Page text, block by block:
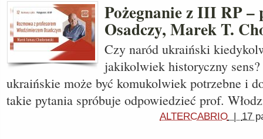
Pożegnanie z III RP –
Osadczy, Marek T.
Czy naród ukraiński
jakikolwiek historyczny
ukraińskie może być komukolwiek potrzebne i
takie pytania spróbuje odpowiedzieć prof.
ALTERCABRIO | 17